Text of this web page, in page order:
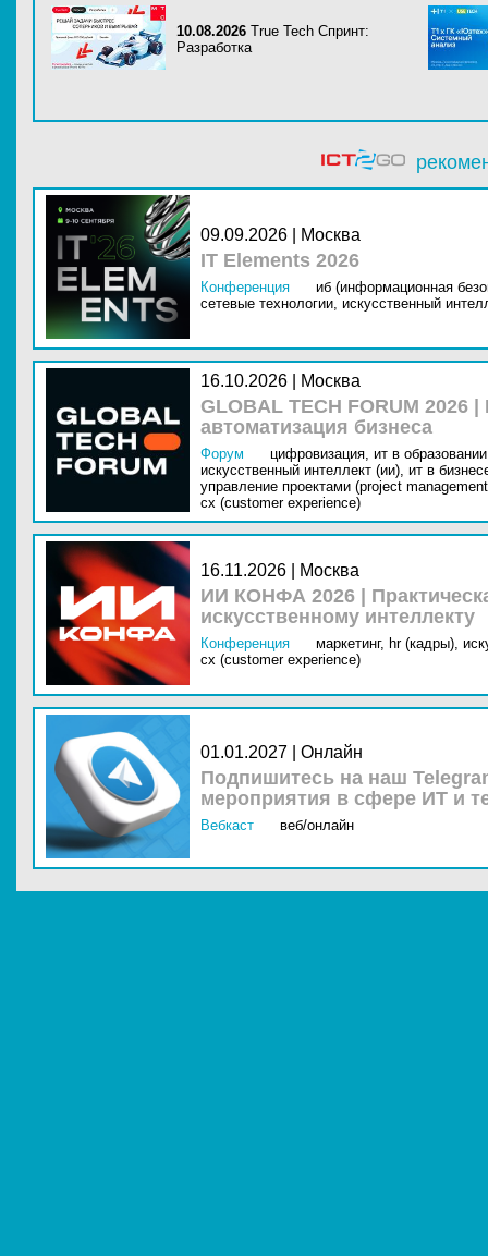
10.08.2026 True Tech Спринт:
Разработка
09.09.2026 | Москва
IT Elements 2026
Конференция
иб (информационная
сетевые технологии, искусственный
16.10.2026 | Москва
GLOBAL TECH FORUM
автоматизация бизнеса
Форум цифровизация, ит в
искусственный интеллект (ии), ит в
управление проектами (project
cx (customer experience)
16.11.2026 | Москва
ИИ КОНФА 2026 |
искусственному интеллекту
Конференция маркетинг, hr (кадры),
cx (customer experience)
01.01.2027 | Онлайн
Подпишитесь на наш
мероприятия в сфере ИТ и
Вебкаст веб/онлайн